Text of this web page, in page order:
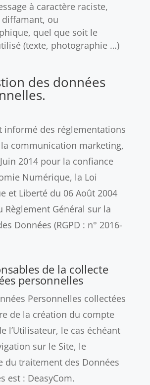
à caractère raciste,
ou
quel que soit le
(texte, photographie …)
des données
informé des réglementations
communication marketing,
2014 pour la confiance
Numérique, la Loi
et Liberté du 06 Août 2004
Règlement Général sur la
Données (RGPD : n° 2016-
de la collecte
personnelles
Personnelles collectées
de la création du compte
l’Utilisateur, le cas échéant
sur le Site, le
du traitement des Données
est : DeasyCom.